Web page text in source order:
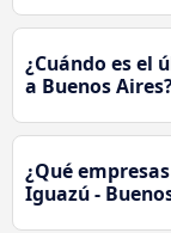
¿Cuándo es el
a Buenos
¿Qué
Iguazú -